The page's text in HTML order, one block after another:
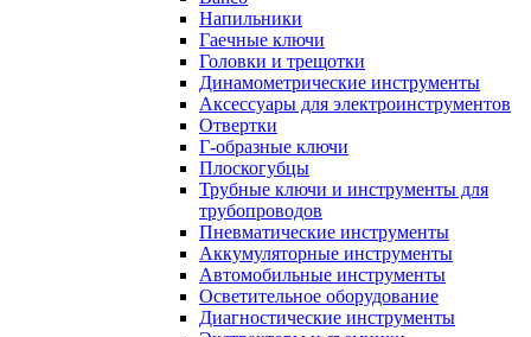
Напильники
Гаечные ключи
Головки и трещотки
Динамометрические инструменты
Аксессуары для электроинструментов
Отвертки
Г-образные ключи
Плоскогубцы
Трубные ключи и инструменты для
трубопроводов
Пневматические инструменты
Аккумуляторные инструменты
Автомобильные инструменты
Осветительное оборудование
Диагностические инструменты